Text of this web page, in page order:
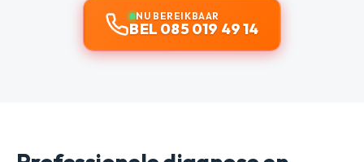
NU BEREIKBAAR
BEL 085 019 49 14